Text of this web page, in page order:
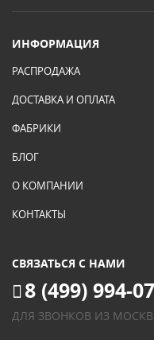
ИНФОРМАЦИЯ
РАСПРОДАЖА
ДОСТАВКА И ОПЛАТА
ФАБРИКИ
БЛОГ
О КОМПАНИИ
КОНТАКТЫ
СВЯЗАТЬСЯ С НАМИ
8 (499) 994-
ДЛЯ ЗВОНКОВ ИЗ